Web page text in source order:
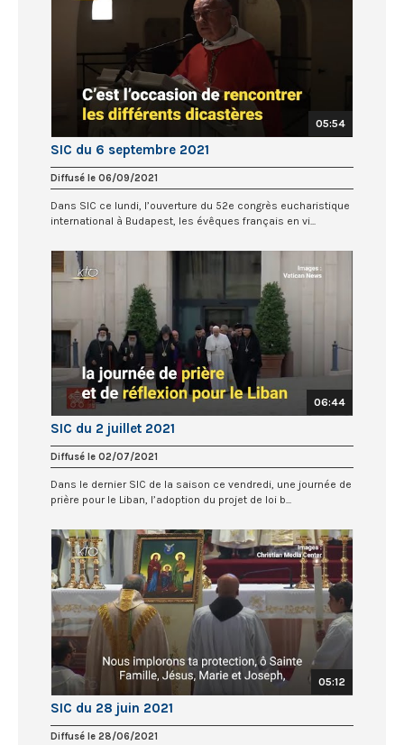
05:54
SIC du 6 septembre 2021
Diffusé le 06/09/2021
Dans SIC ce lundi, l’ouverture du 52e congrès eucharistique
international à Budapest, les évêques français en vi...
06:44
SIC du 2 juillet 2021
Diffusé le 02/07/2021
Dans le dernier SIC de la saison ce vendredi, une journée de
prière pour le Liban, l’adoption du projet de loi b...
05:12
SIC du 28 juin 2021
Diffusé le 28/06/2021